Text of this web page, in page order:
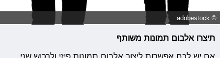
© adobestock
תיצרו אלבום תמונות משותף